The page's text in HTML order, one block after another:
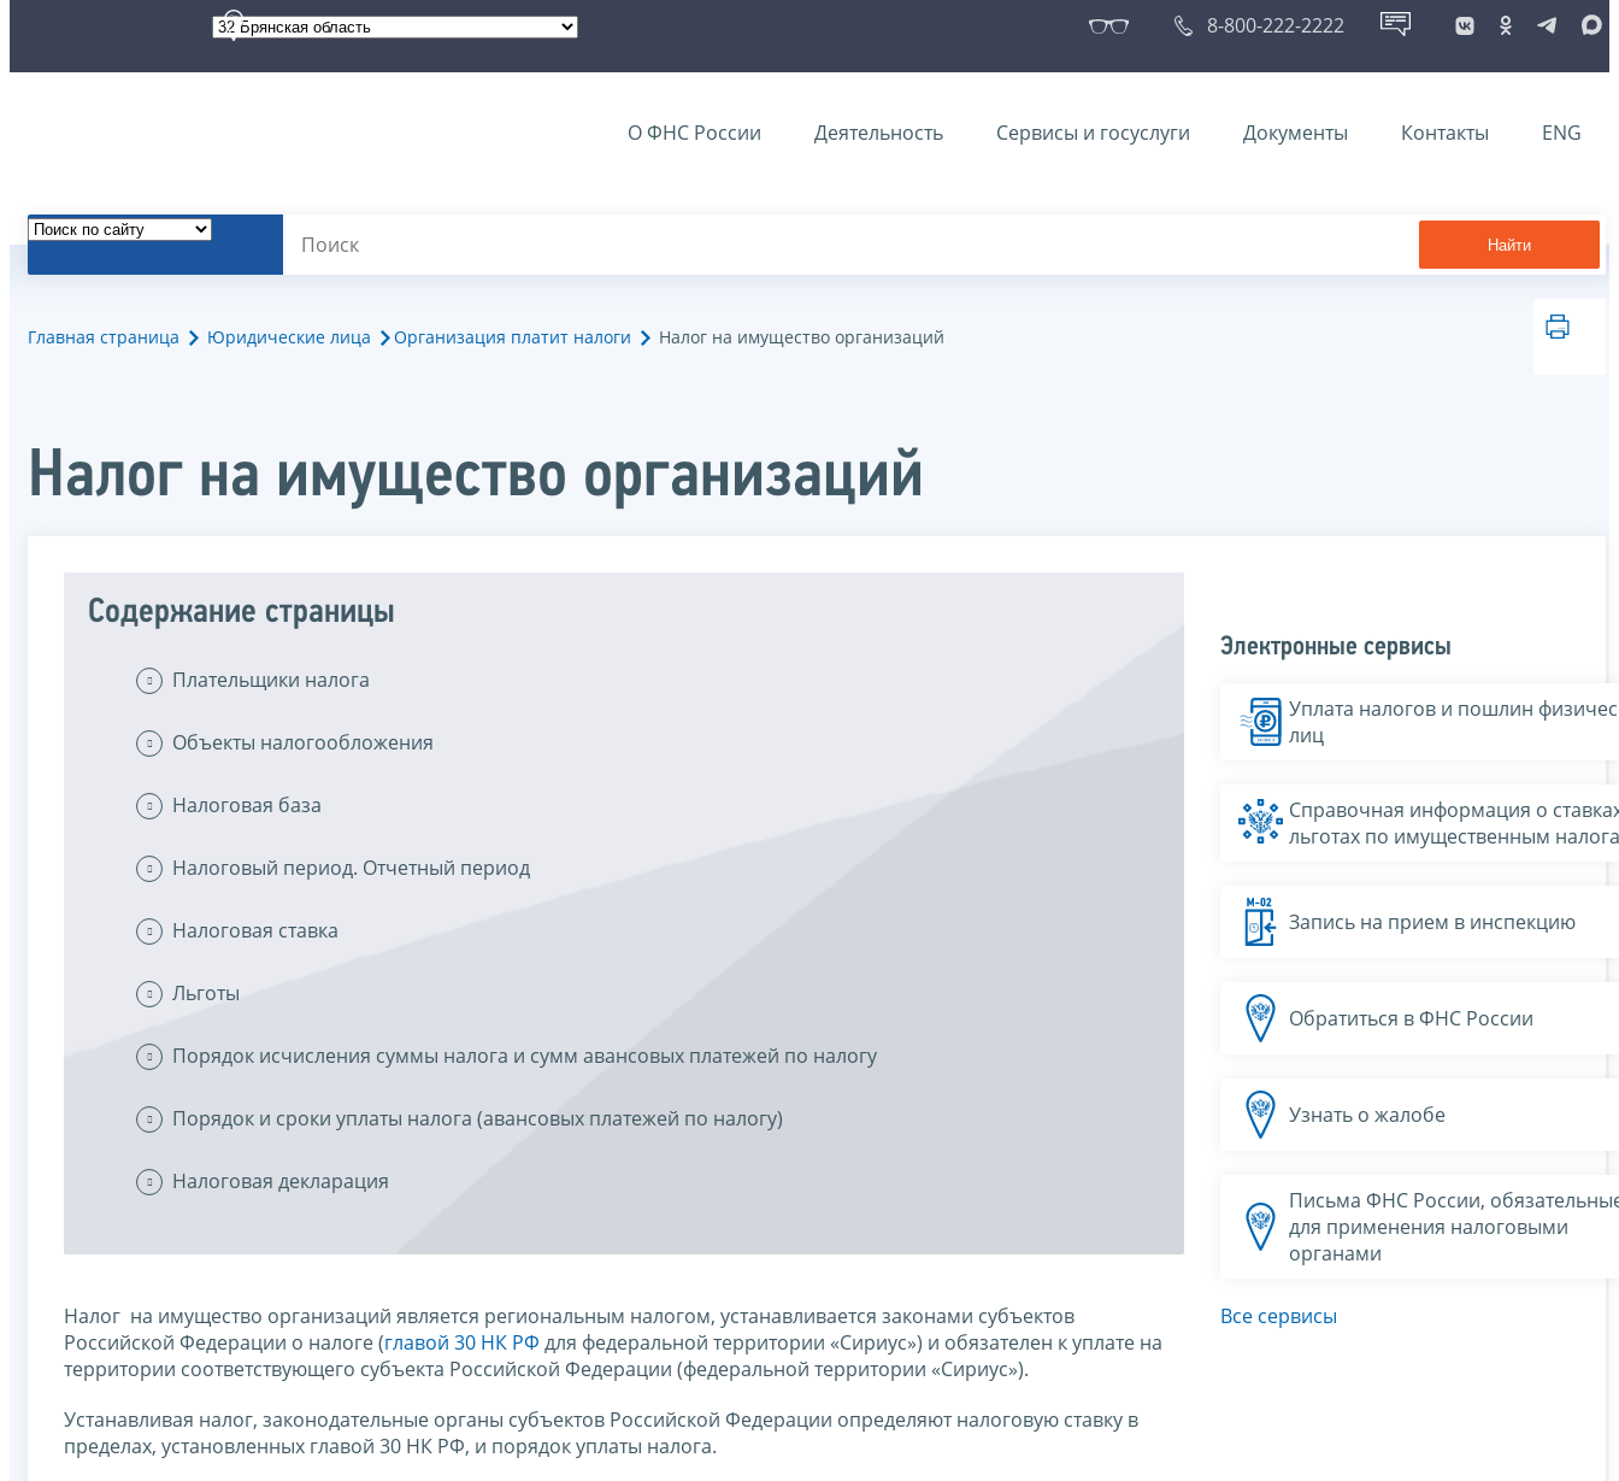
8-800-222-2222
О ФНС России Деятельность Сервисы и госуслуги Документы Контакты ENG
Найти
Главная страница Юридические лица Организация платит налоги Налог на имущество организаций
Налог на имущество организаций
Содержание страницы
Плательщики налога
Объекты налогообложения
Налоговая база
Налоговый период. Отчетный период
Налоговая ставка
Льготы
Порядок исчисления суммы налога и сумм авансовых платежей по налогу
Порядок и сроки уплаты налога (авансовых платежей по налогу)
Налоговая декларация
Налог на имущество организаций является региональным налогом, устанавливается законами субъектов
Российской Федерации о налоге (главой 30 НК РФ для федеральной территории «Сириус») и обязателен к уплате на
территории соответствующего субъекта Российской Федерации (федеральной территории «Сириус»).
Устанавливая налог, законодательные органы субъектов Российской Федерации определяют налоговую ставку в
пределах, установленных главой 30 НК РФ, и порядок уплаты налога.
Электронные сервисы
Уплата налогов и пошлин
лиц
Справочная информация о
льготах по имущественным
Запись на прием в инспекцию
Обратиться в ФНС России
Узнать о жалобе
Письма ФНС России,
для применения налоговыми
органами
Все сервисы